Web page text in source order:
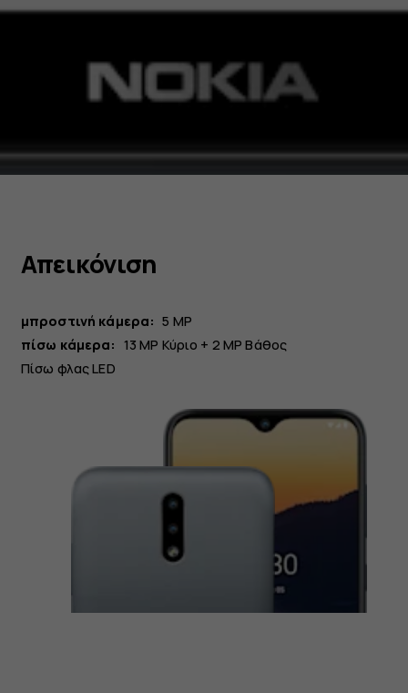
Απεικόνιση
μπροστινή κάμερα: 5 MP
πίσω κάμερα: 13 MP Κύριο + 2 MPΒάθος
Πίσω φλας LED